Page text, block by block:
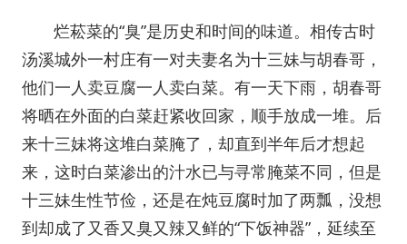
烂菘菜的“臭”是历史和时间的味道。相传古时
汤溪城外一村庄有一对夫妻名为十三妹与胡春哥，
他们一人卖豆腐一人卖白菜。有一天下雨，胡春哥
将晒在外面的白菜赶紧收回家，顺手放成一堆。后
来十三妹将这堆白菜腌了，却直到半年后才想起
来，这时白菜渗出的汁水已与寻常腌菜不同，但是
十三妹生性节俭，还是在炖豆腐时加了两瓢，没想
到却成了又香又臭又辣又鲜的“下饭神器”，延续至